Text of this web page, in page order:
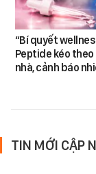
“Bí quyết
Peptide kéo
nhà, cảnh báo
TIN MỚI CẬP